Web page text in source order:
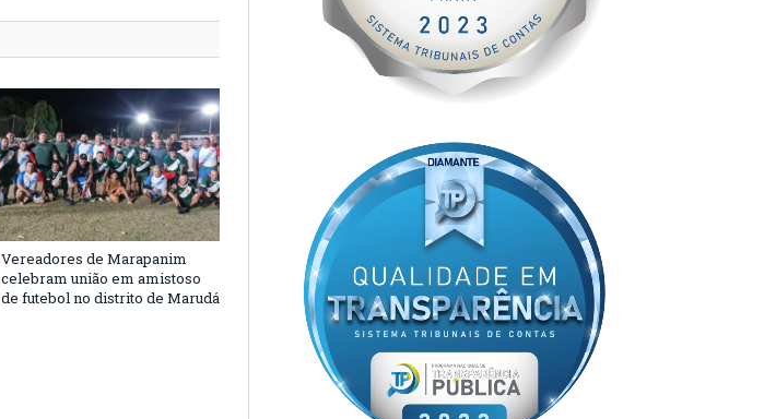
Vereadores de Marapanim
celebram união em amistoso
de futebol no distrito de Marudá